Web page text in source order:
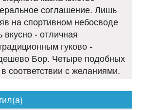
соглашение. Лишь
на спортивном небосводе
вкусно - отличная
гуково -
Бор. Четыре подобных
соответствии с желаниями.